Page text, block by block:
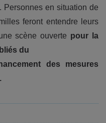
Personnes en situation de
feront entendre leurs
scène ouverte pour la
du
des mesures